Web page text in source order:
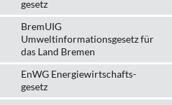
gesetz
BremUIG
Umweltinformationsgesetz für
das Land Bremen
EnWG Energiewirtschafts-
gesetz